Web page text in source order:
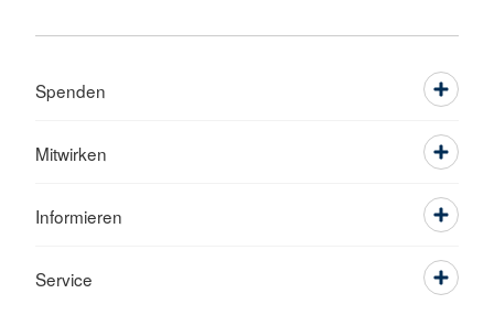
Spenden
Mitwirken
Informieren
Service